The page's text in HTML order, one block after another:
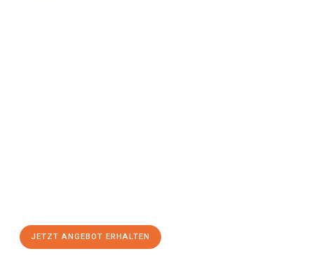
JETZT ANGEBOT ERHALTEN